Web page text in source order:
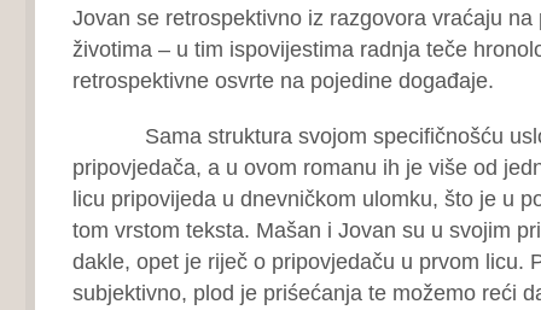
Jovan se retrospektivno iz razgovora vraćaju na
životima – u tim ispovijestima radnja teče
retrospektivne osvrte na pojedine događaje.
Sama struktura svojom specifičnošću
pripovjedača, a u ovom romanu ih je više od
licu pripovijeda u dnevničkom ulomku, što je u
tom vrstom teksta. Mašan i Jovan su u svojim
dakle, opet je riječ o pripovjedaču u prvom licu.
subjektivno, plod je priśećanja te možemo reći